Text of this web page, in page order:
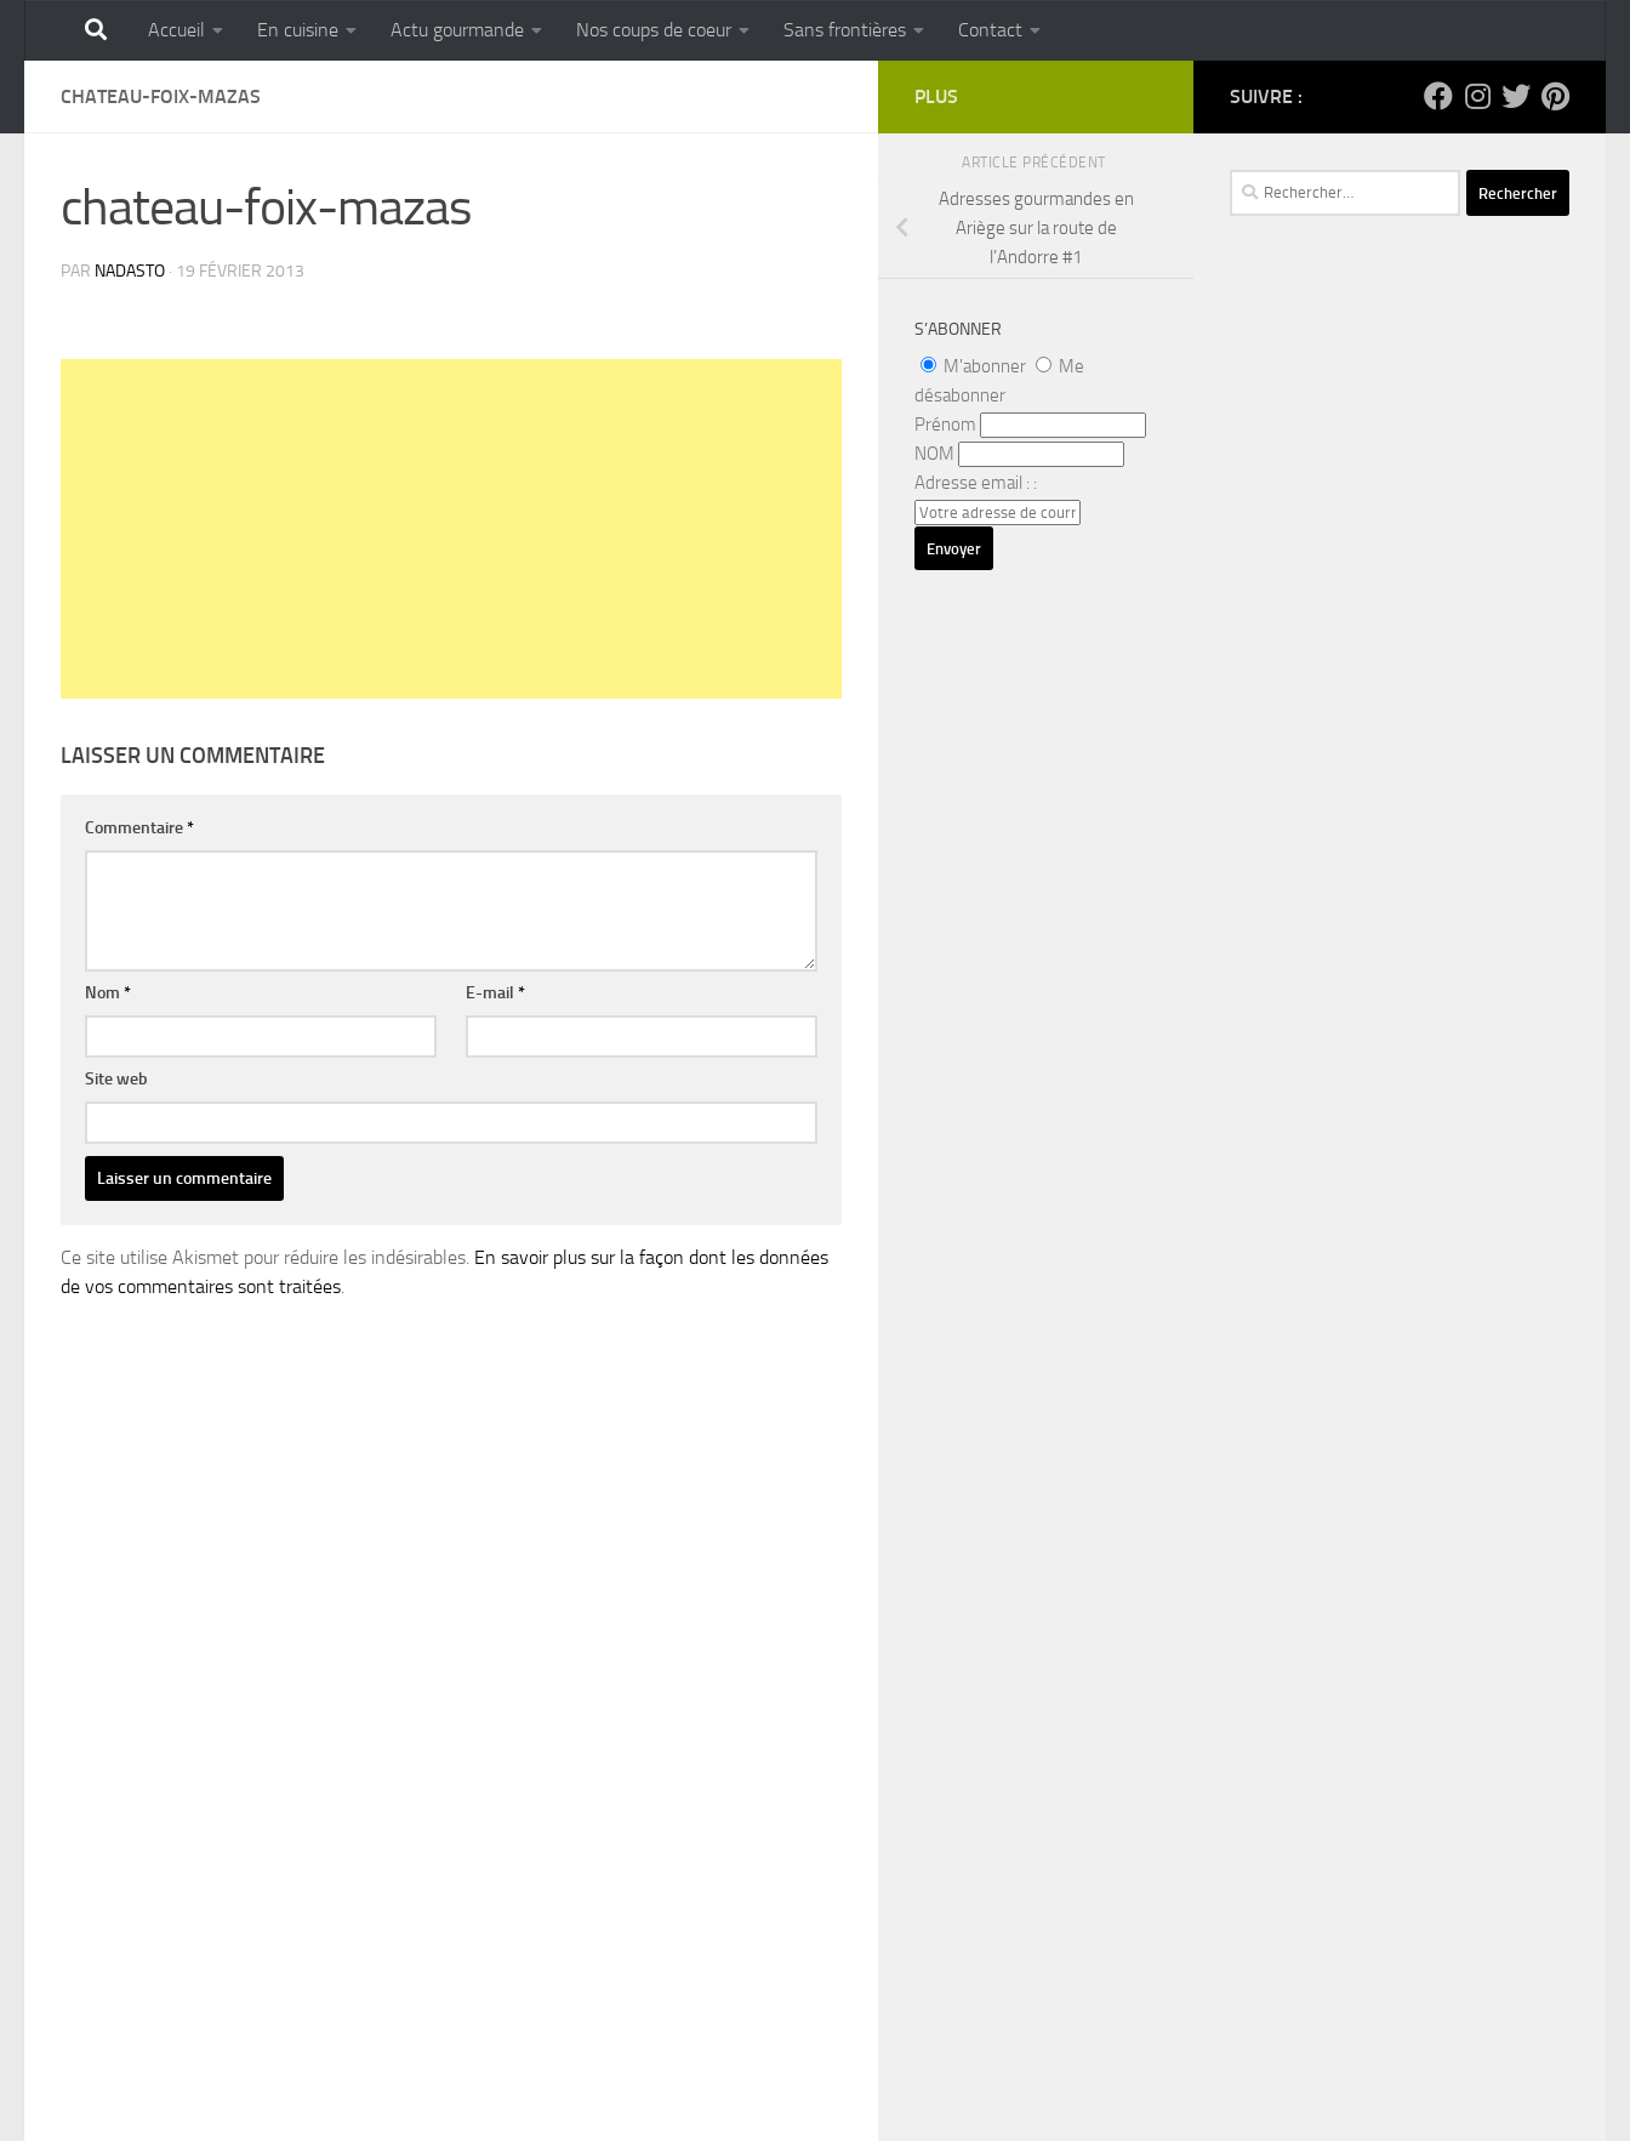
Skip to content
GOURMANDISE SANS FRONTIERES Cuisine populaire des terroirs
Accueil En cuisine Actu gourmande Nos coups de coeur Sans frontières Contact
CHATEAU-FOIX-MAZAS
chateau-foix-mazas
PAR NADASTO · 19 FÉVRIER 2013
LAISSER UN COMMENTAIRE
Commentaire*
Nom * E-mail*
Site web
Ce site utilise Akismet pour réduire les indésirables. En savoir plus sur la façon dont les données
de vos commentaires sont traitées.
SUIVRE :
Rechercher :
PLUS
ARTICLE PRÉCÉDENT
Adresses gourmandes en
Ariège sur la route de
l’Andorre #1
S’ABONNER
M'abonner
Me
désabonner
Prénom
NOM
Adresse email : :